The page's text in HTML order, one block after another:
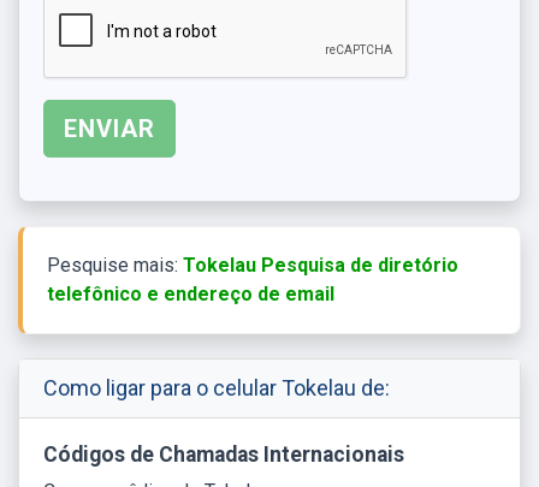
Pesquise mais: Tokelau Pesquisa de diretório
telefônico e endereço de email
Como ligar para o celular Tokelau de:
Códigos de Chamadas Internacionais